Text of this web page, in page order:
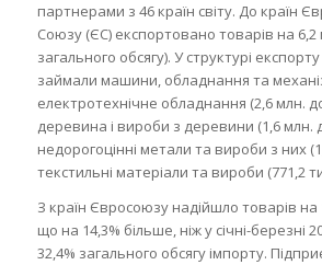
партнерами з 46 країн світу. До країн
Союзу (ЄС) експортовано товарів на 6,2
загального обсягу). У структурі
займали машини, обладнання та
електротехнічне обладнання (2,6 млн.
деревина і вироби з деревини (1,6 млн.
недорогоцінні метали та вироби з них
текстильні матеріали та вироби (771,2
З країн Євросоюзу надійшло товарів
що на 14,3% більше, ніж у січні-березні
32,4% загального обсягу імпорту.